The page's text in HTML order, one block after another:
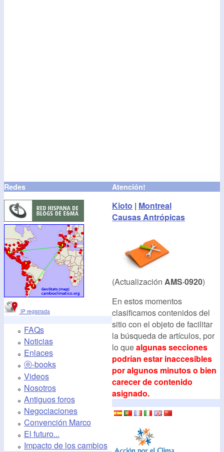
Redes
IP registrada
FAQs
Noticias
Enlaces
ⓔ-books
Videos
Nosotros
Antiguos foros
Negociaciones
Convención Marco
El futuro...
Impacto de los cambios
Atención!
Kioto | Montreal
Causas Antrópicas
(Actualización AMS·0920)
En estos momentos
clasificamos contenidos del
sitio con el objeto de facilitar
la búsqueda de artículos, por
lo quealgunas secciones
podrían estar inaccesibles
por algunos minutos o bien
carecer de contenido
asignado.